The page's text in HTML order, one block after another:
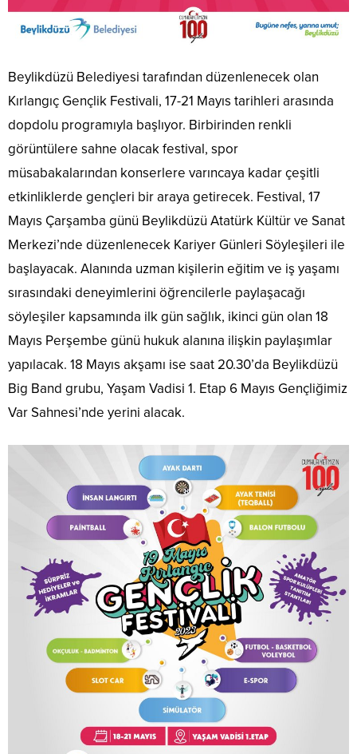
Beylikdüzü Belediyesi tarafından düzenlenecek olan
Kırlangıç Gençlik Festivali, 17-21 Mayıs tarihleri arasında
dopdolu programıyla başlıyor. Birbirinden renkli
görüntülere sahne olacak festival, spor
müsabakalarından konserlere varıncaya kadar çeşitli
etkinliklerde gençleri bir araya getirecek. Festival, 17
Mayıs Çarşamba günü Beylikdüzü Atatürk Kültür ve Sanat
Merkezi’nde düzenlenecek Kariyer Günleri Söyleşileri ile
başlayacak. Alanında uzman kişilerin eğitim ve iş yaşamı
sırasındaki deneyimlerini öğrencilerle paylaşacağı
söyleşiler kapsamında ilk gün sağlık, ikinci gün olan 18
Mayıs Perşembe günü hukuk alanına ilişkin paylaşımlar
yapılacak. 18 Mayıs akşamı ise saat 20.30’da Beylikdüzü
Big Band grubu, Yaşam Vadisi 1. Etap 6 Mayıs Gençliğimiz
Var Sahnesi’nde yerini alacak.